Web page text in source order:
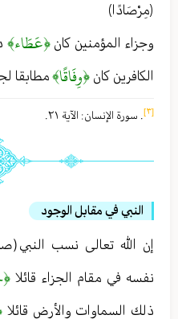
﴿مِرْصَادًا﴾
وجزاء المؤمنين كان﴿عَطَاء﴾
الكافرين كان ﴿وِفَاقًا﴾مطابقا
[٣] . سورة الإنسان : الآية ٢١ .
النبي في مقابل الوجود
إن الله تعالى نسب النبي
نفسه في مقام الجزاء قائلا
ذلك السماوات والأرض قائلا